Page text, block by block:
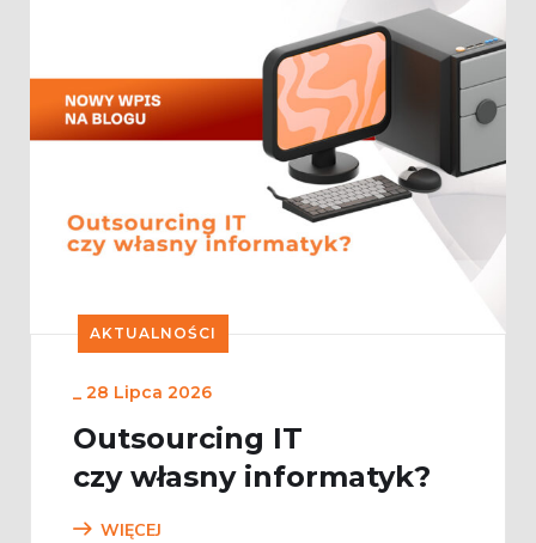
AKTUALNOŚCI
_ 28 Lipca 2026
Outsourcing IT
czy własny informatyk?
WIĘCEJ